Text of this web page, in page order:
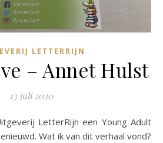
LETTERRIJN
– Annet Hulst
13 juli 2020
Wat ik van dit verhaal vond?